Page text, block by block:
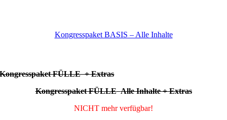
Kongresspaket BASIS – Alle Inhalte
Kongresspaket FÜLLE + Extras
Kongresspaket FÜLLE Alle Inhalte + Extras
NICHT mehr verfügbar!